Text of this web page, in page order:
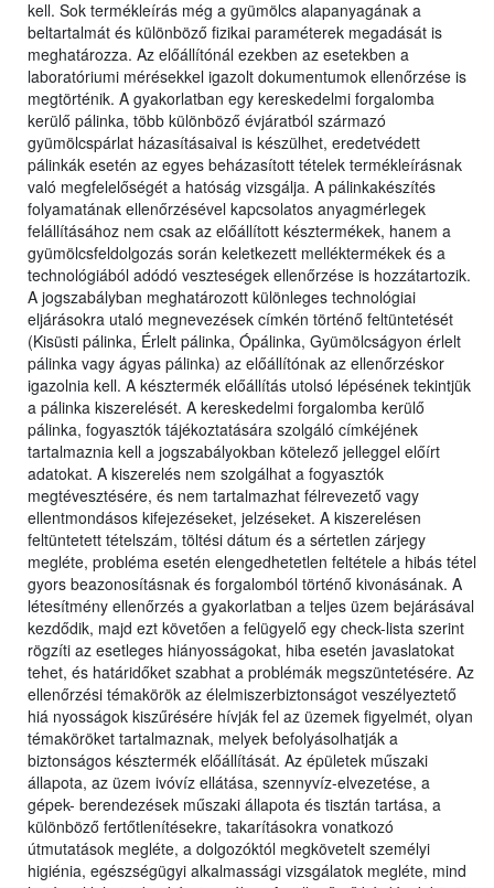
kell. Sok termékleírás még a gyümölcs alapanyagának a
beltartalmát és különböző fizikai paraméterek megadását is
meghatározza. Az előállítónál ezekben az esetekben a
laboratóriumi mérésekkel igazolt dokumentumok ellenőrzése is
megtörténik. A gyakorlatban egy kereskedelmi forgalomba
kerülő pálinka, több különböző évjáratból származó
gyümölcspárlat házasításaival is készülhet, eredetvédett
pálinkák esetén az egyes beházasított tételek termékleírásnak
való megfelelőségét a hatóság vizsgálja. A pálinkakészítés
folyamatának ellenőrzésével kapcsolatos anyagmérlegek
felállításához nem csak az előállított késztermékek, hanem a
gyümölcsfeldolgozás során keletkezett melléktermékek és a
technológiából adódó veszteségek ellenőrzése is hozzátartozik.
A jogszabályban meghatározott különleges technológiai
eljárásokra utaló megnevezések címkén történő feltüntetését
(Kisüsti pálinka, Érlelt pálinka, Ópálinka, Gyümölcságyon érlelt
pálinka vagy ágyas pálinka) az előállítónak az ellenőrzéskor
igazolnia kell. A késztermék előállítás utolsó lépésének tekintjük
a pálinka kiszerelését. A kereskedelmi forgalomba kerülő
pálinka, fogyasztók tájékoztatására szolgáló címkéjének
tartalmaznia kell a jogszabályokban kötelező jelleggel előírt
adatokat. A kiszerelés nem szolgálhat a fogyasztók
megtévesztésére, és nem tartalmazhat félrevezető vagy
ellentmondásos kifejezéseket, jelzéseket. A kiszerelésen
feltüntetett tételszám, töltési dátum és a sértetlen zárjegy
megléte, probléma esetén elengedhetetlen feltétele a hibás tétel
gyors beazonosításnak és forgalomból történő kivonásának. A
létesítmény ellenőrzés a gyakorlatban a teljes üzem bejárásával
kezdődik, majd ezt követően a felügyelő egy check-lista szerint
rögzíti az esetleges hiányosságokat, hiba esetén javaslatokat
tehet, és határidőket szabhat a problémák megszüntetésére. Az
ellenőrzési témakörök az élelmiszerbiztonságot veszélyeztető
hiá nyosságok kiszűrésére hívják fel az üzemek figyelmét, olyan
témaköröket tartalmaznak, melyek befolyásolhatják a
biztonságos késztermék előállítását. Az épületek műszaki
állapota, az üzem ivóvíz ellátása, szennyvíz-elvezetése, a
gépek- berendezések műszaki állapota és tisztán tartása, a
különböző fertőtlenítésekre, takarításokra vonatkozó
útmutatások megléte, a dolgozóktól megkövetelt személyi
higiénia, egészségügyi alkalmassági vizsgálatok megléte, mind